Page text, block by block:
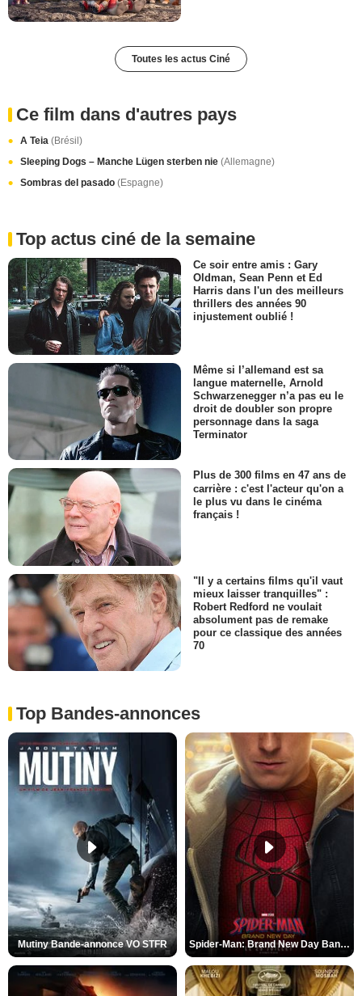
Toutes les actus Ciné
Ce film dans d'autres pays
A Teia (Brésil)
Sleeping Dogs – Manche Lügen sterben nie (Allemagne)
Sombras del pasado (Espagne)
Top actus ciné de la semaine
Ce soir entre amis : Gary
Oldman, Sean Penn et Ed
Harris dans l'un des meilleurs
thrillers des années 90
injustement oublié !
Même si l’allemand est sa
langue maternelle, Arnold
Schwarzenegger n’a pas eu le
droit de doubler son propre
personnage dans la saga
Terminator
Plus de 300 films en 47 ans de
carrière : c'est l'acteur qu'on a
le plus vu dans le cinéma
français !
"Il y a certains films qu'il vaut
mieux laisser tranquilles" :
Robert Redford ne voulait
absolument pas de remake
pour ce classique des années
70
Top Bandes-annonces
Mutiny Bande-annonce VO STFR Spider-Man: Brand New Day Bande-annonce VO STFR